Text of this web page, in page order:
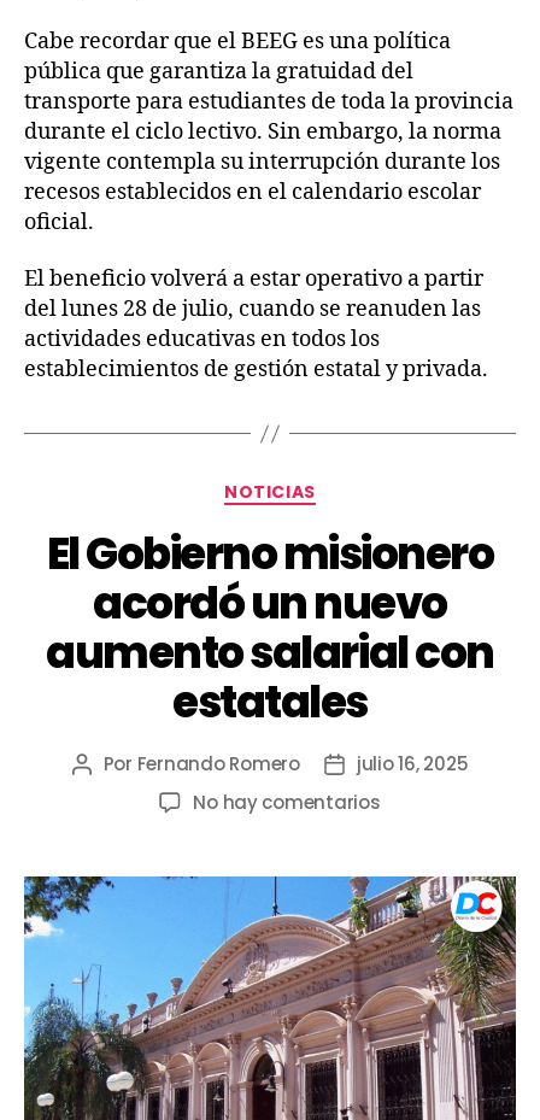
Cabe recordar que el BEEG es una política
pública que garantiza la gratuidad del
transporte para estudiantes de toda la provincia
durante el ciclo lectivo. Sin embargo, la norma
vigente contempla su interrupción durante los
recesos establecidos en el calendario escolar
oficial.
El beneficio volverá a estar operativo a partir
del lunes 28 de julio, cuando se reanuden las
actividades educativas en todos los
establecimientos de gestión estatal y privada.
NOTICIAS
El Gobierno misionero
acordó un nuevo
aumento salarial con
estatales
Por Fernando Romero
julio 16, 2025
No hay comentarios